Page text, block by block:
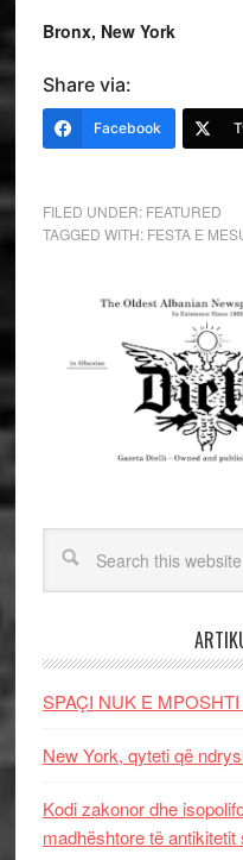
Bronx, New York
Share via:
Facebook
FILED UNDER: FEATURED
TAGGED WITH: FESTA E
SPAÇI NUK E
New York, qyteti që
Kodi zakonor dhe
madhështore të antikitetit